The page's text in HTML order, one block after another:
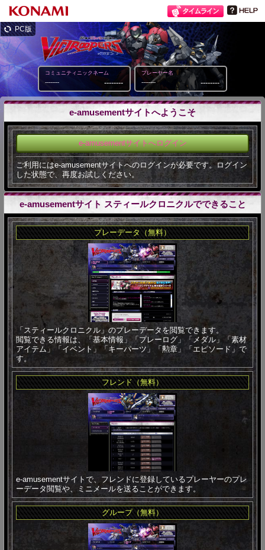
PC版
コミュニティニックネーム
-------- --------
プレーヤー名
-------- --------
e-amusementサイトへようこそ
e-amusementサイトへログイン
ご利用にはe-amusementサイトへのログインが必要です。ログイン
した状態で、再度お試しください。
e-amusementサイト スティールクロニクルでできること
プレーデータ（無料）
「スティールクロニクル」のプレーデータを閲覧できます。
閲覧できる情報は、「基本情報」「プレーログ」「メダル」「素材
アイテム」「イベント」「キーパーツ」「勲章」「エピソード」で
す。
フレンド（無料）
e-amusementサイトで、フレンドに登録しているプレーヤーのプレ
ーデータ閲覧や、ミニメールを送ることができます。
グループ（無料）